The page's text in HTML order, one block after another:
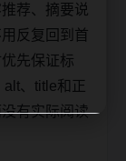
荐、摘要说
反复回到首
先保证标
、title和正
有实际阅读